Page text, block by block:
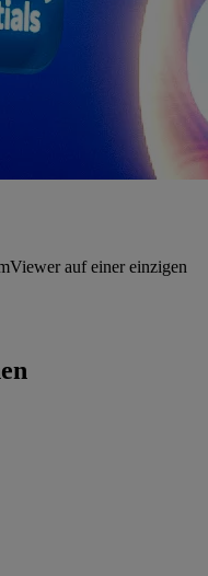
auf einer einzigen